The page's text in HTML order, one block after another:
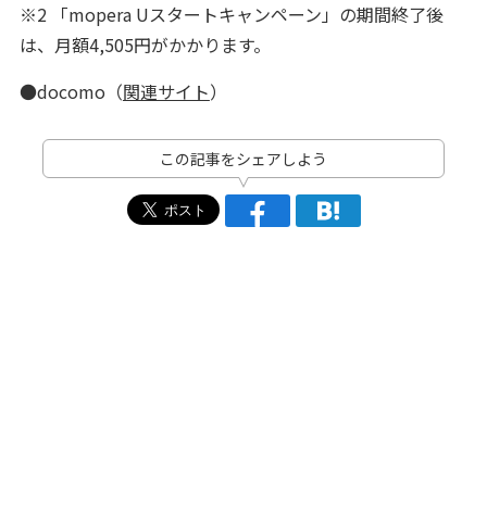
※2 「mopera Uスタートキャンペーン」の期間終了後
は、月額4,505円がかかります。
●docomo（関連サイト）
この記事をシェアしよう